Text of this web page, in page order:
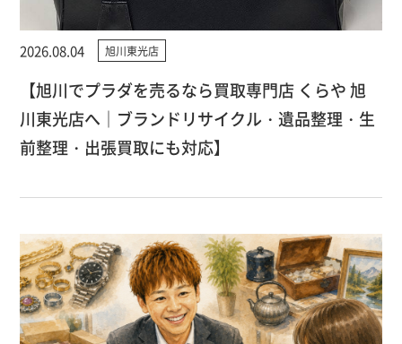
2026.08.04 旭川東光店
【旭川でプラダを売るなら買取専門店 くらや 旭
川東光店へ｜ブランドリサイクル・遺品整理・生
前整理・出張買取にも対応】